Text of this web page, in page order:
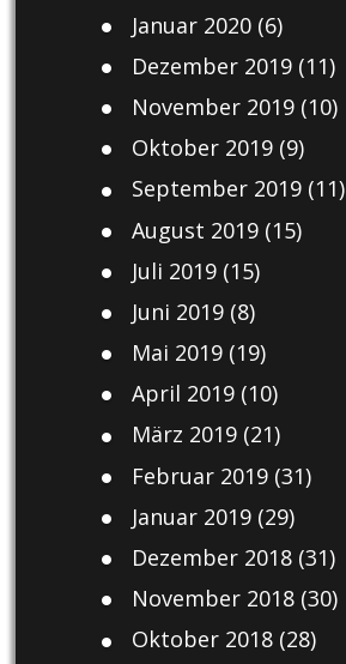
Januar 2020(6)
Dezember 2019(11)
November 2019(10)
Oktober 2019(9)
September 2019(11)
August 2019(15)
Juli 2019(15)
Juni 2019(8)
Mai 2019(19)
April 2019(10)
März 2019(21)
Februar 2019(31)
Januar 2019(29)
Dezember 2018(31)
November 2018(30)
Oktober 2018(28)